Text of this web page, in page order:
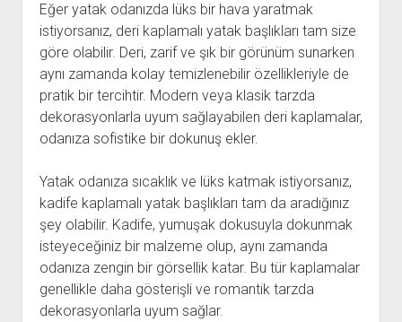
Eğer yatak odanızda lüks bir hava yaratmak
istiyorsanız, deri kaplamalı yatak başlıkları tam size
göre olabilir. Deri, zarif ve şık bir görünüm sunarken
aynı zamanda kolay temizlenebilir özellikleriyle de
pratik bir tercihtir. Modern veya klasik tarzda
dekorasyonlarla uyum sağlayabilen deri kaplamalar,
odanıza sofistike bir dokunuş ekler.
Yatak odanıza sıcaklık ve lüks katmak istiyorsanız,
kadife kaplamalı yatak başlıkları tam da aradığınız
şey olabilir. Kadife, yumuşak dokusuyla dokunmak
isteyeceğiniz bir malzeme olup, aynı zamanda
odanıza zengin bir görsellik katar. Bu tür kaplamalar
genellikle daha gösterişli ve romantik tarzda
dekorasyonlarla uyum sağlar.